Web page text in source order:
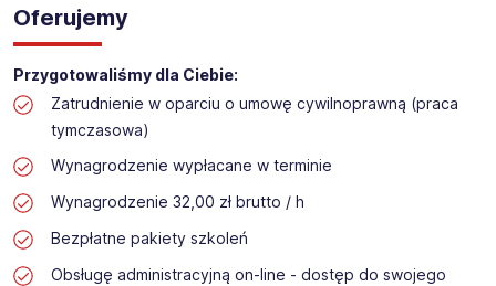
Oferujemy
Przygotowaliśmy dla Ciebie:
Zatrudnienie w oparciu o umowę cywilnoprawną (praca
tymczasowa)
Wynagrodzenie wypłacane w terminie
Wynagrodzenie 32,00 zł brutto / h
Bezpłatne pakiety szkoleń
Obsługę administracyjną on-line - dostęp do swojego